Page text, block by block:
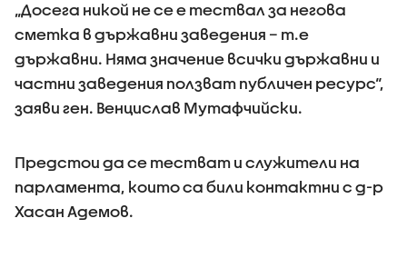
„Досега никой не се е тествал за негова
сметка в държавни заведения – т.е
държавни. Няма значение всички държавни и
частни заведения ползват публичен ресурс“,
заяви ген. Венцислав Мутафчийски.
Предстои да се тестват и служители на
парламента, които са били контактни с д-р
Хасан Адемов.